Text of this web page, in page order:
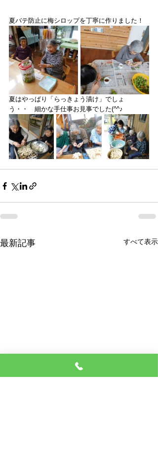
夏バテ防止に梅シロップを丁寧に作りました！
夏はやっぱり「らっきょう漬け」でしょ
う・・　細かな手仕事お見事でした(^^♪
最新記事 すべて表示